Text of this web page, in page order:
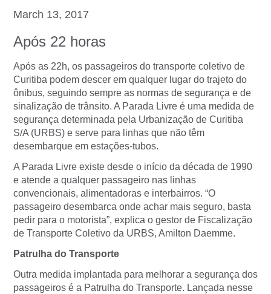
March 13, 2017
Após 22 horas
Após as 22h, os passageiros do transporte coletivo de
Curitiba podem descer em qualquer lugar do trajeto do
ônibus, seguindo sempre as normas de segurança e de
sinalização de trânsito. A Parada Livre é uma medida de
segurança determinada pela Urbanização de Curitiba
S/A (URBS) e serve para linhas que não têm
desembarque em estações-tubos.
A Parada Livre existe desde o início da década de 1990
e atende a qualquer passageiro nas linhas
convencionais, alimentadoras e interbairros. “O
passageiro desembarca onde achar mais seguro, basta
pedir para o motorista”, explica o gestor de Fiscalização
de Transporte Coletivo da URBS, Amilton Daemme.
Patrulha do Transporte
Outra medida implantada para melhorar a segurança dos
passageiros é a Patrulha do Transporte. Lançada nesse